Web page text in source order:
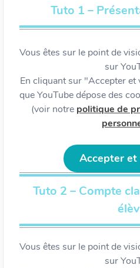
Tuto 1 –
Vous êtes sur le point de
sur
En cliquant sur "Accepter
que YouTube dépose des
(voir notre politique de
Accepter
Tuto 2 – Compte
Vous êtes sur le point de
sur